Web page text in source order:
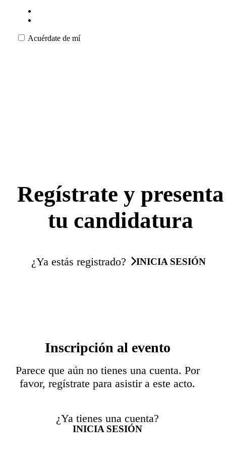
Acuérdate de mí
Regístrate y presenta
tu candidatura
¿Ya estás registrado? INICIA SESIÓN
Inscripción al evento
Parece que aún no tienes una cuenta. Por
favor, regístrate para asistir a este acto.
¿Ya tienes una cuenta?
INICIA SESIÓN